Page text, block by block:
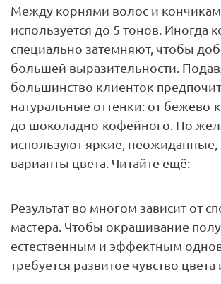
Между корнями волос и
используется до 5 тонов. Иногда
специально затемняют, чтобы
большей выразительности.
большинство клиенток
натуральные оттенки: от бежево-
до шоколадно-кофейного. По
используют яркие,
варианты цвета. Читайте ещё:
Результат во многом зависит от
мастера. Чтобы окрашивание
естественным и эффектным
требуется развитое чувство цвета